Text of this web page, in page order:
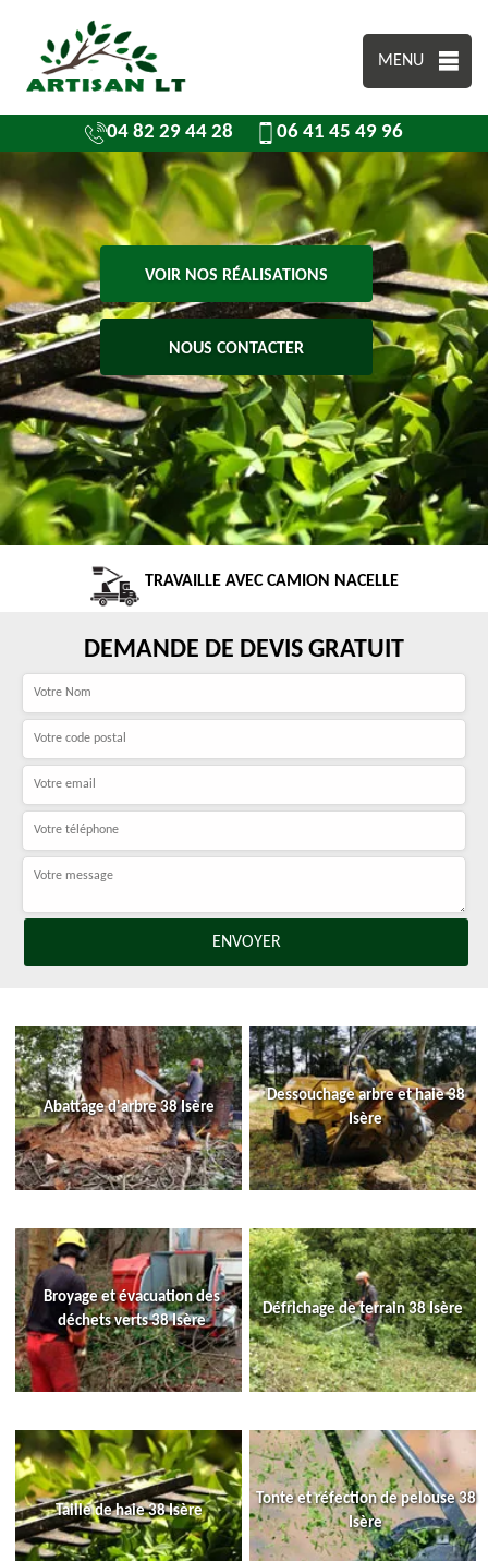
MENU
04 82 29 44 28 06 41 45 49 96
VOIR NOS RÉALISATIONS
NOUS CONTACTER
TRAVAILLE AVEC CAMION NACELLE
DEMANDE DE DEVIS GRATUIT
Abattage d'arbre 38 Isère
Dessouchage arbre et haie 38
Isère
Broyage et évacuation des
déchets verts 38 Isère
Défrichage de terrain 38 Isère
Taille de haie 38 Isère
Tonte et réfection de pelouse 38
Isère